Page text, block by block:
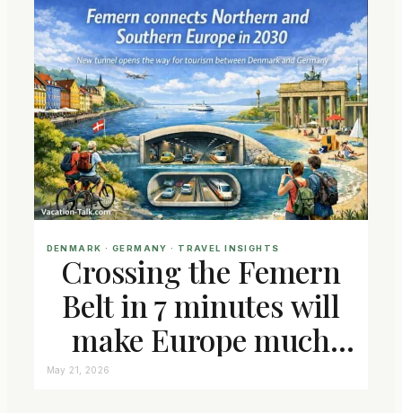
DENMARK · GERMANY · TRAVEL INSIGHTS
Crossing the Femern
Belt in 7 minutes will
make Europe much
closer connected
May 21, 2026